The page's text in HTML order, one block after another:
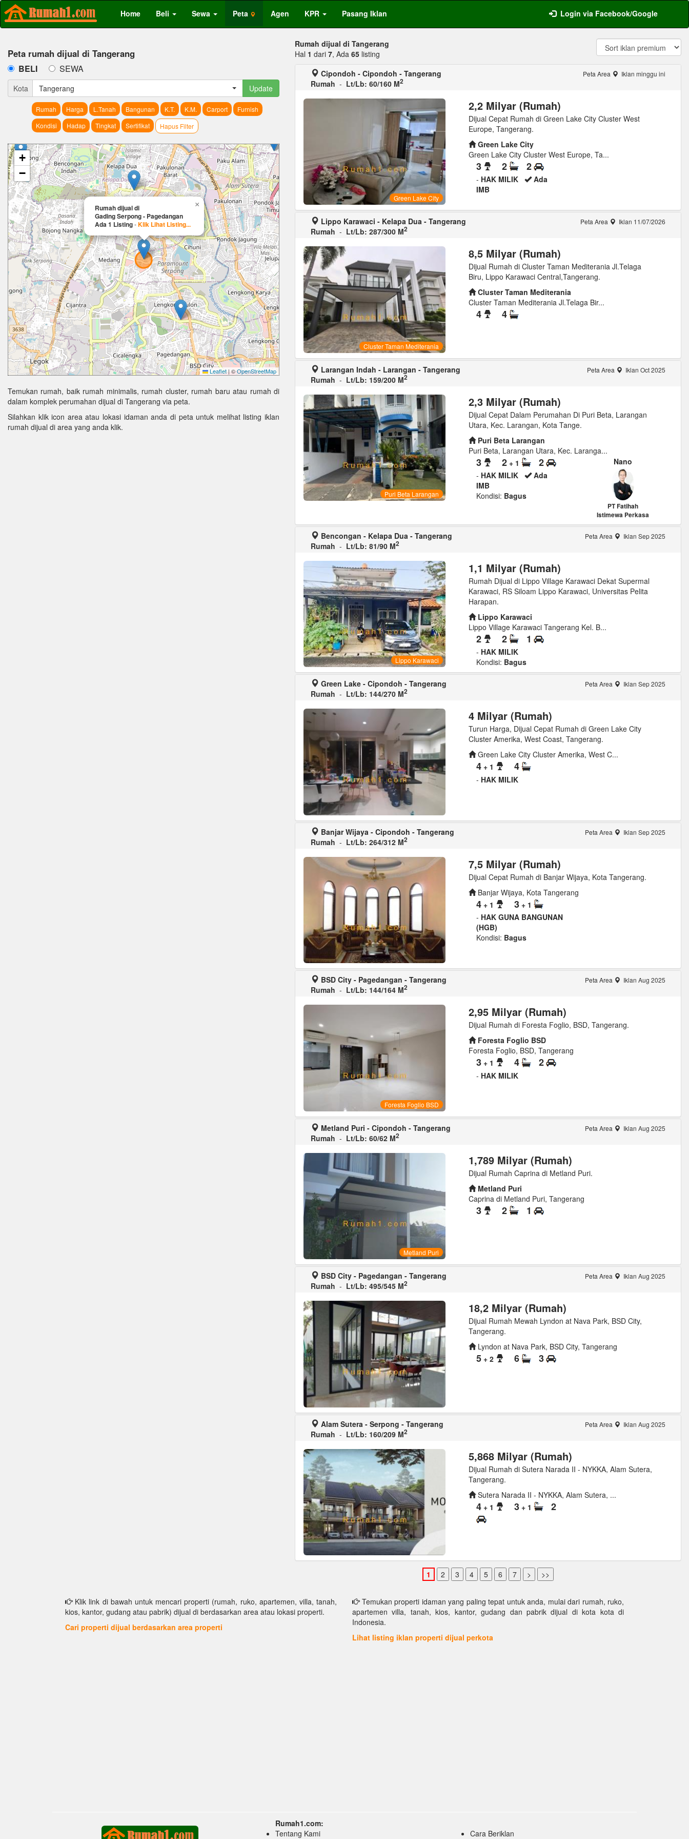
Home Beli Sewa Peta Agen KPR Pasang Iklan Login via Facebook/Google
Peta rumah dijual di Tangerang
BELI SEWA
Kota Tangerang Update
Rumah Harga L.Tanah Bangunan K.T. K.M. Carport
Furnish
Kondisi
Hadap Tingkat Sertifikat Hapus Filter
Rumah dijual di
Gading Serpong - Pagedangan
Ada 1 Listing-Klik Lihat Listing...
×
+
−
Leaflet |©OpenStreetMap
Temukan rumah, baik rumah minimalis, rumah cluster, rumah baru atau rumah di
dalam komplek perumahan dijual di Tangerang via peta.
Silahkan klik icon area atau lokasi idaman anda di peta untuk melihat listing iklan
rumah dijual di area yang anda klik.
Rumah dijual di Tangerang
Hal 1 dari 7, Ada 65 listing
Cipondoh - Cipondoh - Tangerang
Rumah - Lt/Lb: 60/160 M2
Peta Area Iklan minggu ini
Green Lake City
2,2 Milyar (Rumah)
Dijual Cepat Rumah di Green Lake City Cluster West
Europe, Tangerang.
Green Lake City
Green Lake City Cluster West Europe, Ta...
3 2 2
- HAK MILIK
Ada
IMB
Lippo Karawaci - Kelapa Dua - Tangerang
Rumah - Lt/Lb: 287/300 M2
Peta Area Iklan 11/07/2026
Cluster Taman Mediterania
8,5 Milyar (Rumah)
Dijual Rumah di Cluster Taman Mediterania Jl.Telaga
Biru, Lippo Karawaci Central,Tangerang.
Cluster Taman Mediterania
Cluster Taman Mediterania Jl.Telaga Bir...
4 4
Larangan Indah - Larangan - Tangerang
Rumah - Lt/Lb: 159/200 M2
Peta Area Iklan Oct 2025
Puri Beta Larangan
2,3 Milyar (Rumah)
Dijual Cepat Dalam Perumahan Di Puri Beta, Larangan
Utara, Kec. Larangan, Kota Tange.
Puri Beta Larangan
Puri Beta, Larangan Utara, Kec. Laranga...
3 2 + 1 2
- HAK MILIK
Ada
IMB
Kondisi: Bagus
Nano
PT Fatihah
Istimewa Perkasa
Bencongan - Kelapa Dua - Tangerang
Rumah - Lt/Lb: 81/90 M2
Peta Area Iklan Sep 2025
Lippo Karawaci
1,1 Milyar (Rumah)
Rumah Dijual di Lippo Village Karawaci Dekat Supermal
Karawaci, RS Siloam Lippo Karawaci, Universitas Pelita
Harapan.
Lippo Karawaci
Lippo Village Karawaci Tangerang Kel. B...
2 2 1
- HAK MILIK
Kondisi: Bagus
Green Lake - Cipondoh - Tangerang
Rumah - Lt/Lb: 144/270 M2
Peta Area Iklan Sep 2025
4 Milyar (Rumah)
Turun Harga, Dijual Cepat Rumah di Green Lake City
Cluster Amerika, West Coast, Tangerang.
Green Lake City Cluster Amerika, West C...
4 + 1 4
- HAK MILIK
Banjar Wijaya - Cipondoh - Tangerang
Rumah - Lt/Lb: 264/312 M2
Peta Area Iklan Sep 2025
7,5 Milyar (Rumah)
Dijual Cepat Rumah di Banjar Wijaya, Kota Tangerang.
Banjar Wijaya, Kota Tangerang
4 + 1 3 + 1
- HAK GUNA BANGUNAN
(HGB)
Kondisi: Bagus
BSD City - Pagedangan - Tangerang
Rumah - Lt/Lb: 144/164 M2
Peta Area Iklan Aug 2025
Foresta Foglio BSD
2,95 Milyar (Rumah)
Dijual Rumah di Foresta Foglio, BSD, Tangerang.
Foresta Foglio BSD
Foresta Foglio, BSD, Tangerang
3 + 1 4 2
- HAK MILIK
Metland Puri - Cipondoh - Tangerang
Rumah - Lt/Lb: 60/62 M2
Peta Area Iklan Aug 2025
Metland Puri
1,789 Milyar (Rumah)
Dijual Rumah Caprina di Metland Puri.
Metland Puri
Caprina di Metland Puri, Tangerang
3 2 1
BSD City - Pagedangan - Tangerang
Rumah - Lt/Lb: 495/545 M2
Peta Area Iklan Aug 2025
18,2 Milyar (Rumah)
Dijual Rumah Mewah Lyndon at Nava Park, BSD City,
Tangerang.
Lyndon at Nava Park, BSD City, Tangerang
5 + 2 6 3
Alam Sutera - Serpong - Tangerang
Rumah - Lt/Lb: 160/209 M2
Peta Area Iklan Aug 2025
5,868 Milyar (Rumah)
Dijual Rumah di Sutera Narada II - NYKKA, Alam Sutera,
Tangerang.
Sutera Narada II - NYKKA, Alam Sutera, ...
4 + 1 3 + 1 2
Klik link di bawah untuk mencari properti (rumah, ruko, apartemen, villa, tanah,
kios, kantor, gudang atau pabrik) dijual di berdasarkan area atau lokasi properti.
Cari properti dijual berdasarkan area properti
Temukan properti idaman yang paling tepat untuk anda, mulai dari rumah, ruko,
apartemen villa, tanah, kios, kantor, gudang dan pabrik dijual di kota kota di
Indonesia.
Lihat listing iklan properti dijual perkota
Rumah1.com:
Tentang Kami
Cara Beriklan